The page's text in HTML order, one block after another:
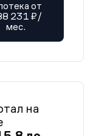
от
231 ₽/
мес.
на